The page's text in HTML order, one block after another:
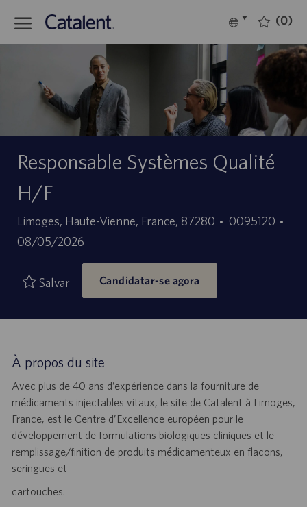
Language
Português (0)
Responsable Systèmes Qualité
H/F
Localização
Limoges, Haute-Vienne, France, 87280
ID
0095120
08/05/2026
Salvar Candidatar-se agora
À propos du site
Avec plus de 40 ans d’expérience dans la fourniture de
médicaments injectables vitaux, le site de Catalent à Limoges,
France, est le Centre d’Excellence européen pour le
développement de formulations biologiques cliniques et le
remplissage/finition de produits médicamenteux en flacons,
seringues et
cartouches.